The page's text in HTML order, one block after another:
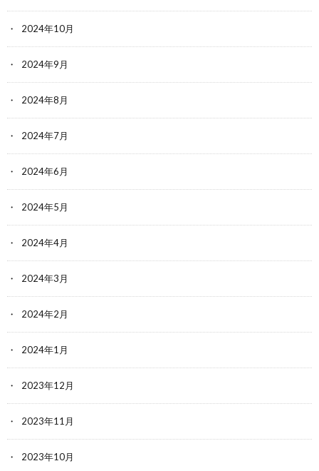
2024年10月
2024年9月
2024年8月
2024年7月
2024年6月
2024年5月
2024年4月
2024年3月
2024年2月
2024年1月
2023年12月
2023年11月
2023年10月